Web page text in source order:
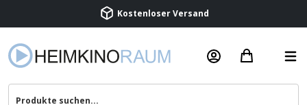
Beratung & Service